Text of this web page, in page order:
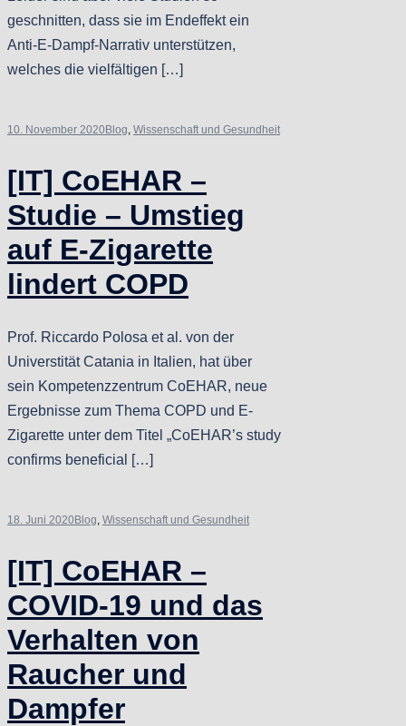
geschnitten, dass sie im Endeffekt ein
Anti-E-Dampf-Narrativ unterstützen,
welches die vielfältigen […]
10. November 2020 Blog, Wissenschaft und Gesundheit
[IT] CoEHAR –
Studie – Umstieg
auf E-Zigarette
lindert COPD
Prof. Riccardo Polosa et al. von der
Universtität Catania in Italien, hat über
sein Kompetenzzentrum CoEHAR, neue
Ergebnisse zum Thema COPD und E-
Zigarette unter dem Titel „CoEHAR’s study
confirms beneficial […]
18. Juni 2020 Blog, Wissenschaft und Gesundheit
[IT] CoEHAR –
COVID-19 und das
Verhalten von
Raucher und
Dampfer